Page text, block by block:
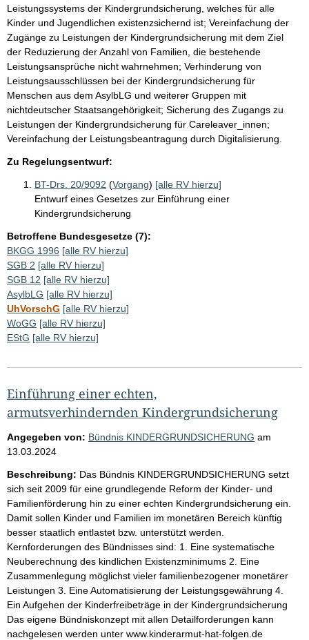
Leistungssystems der Kindergrundsicherung, welches für alle
Kinder und Jugendlichen existenzsichernd ist; Vereinfachung der
Zugänge zu Leistungen der Kindergrundsicherung mit dem Ziel
der Reduzierung der Anzahl von Familien, die bestehende
Leistungsansprüche nicht wahrnehmen; Verhinderung von
Leistungsausschlüssen bei der Kindergrundsicherung für
Menschen aus dem AsylbLG und weiterer Gruppen mit
nichtdeutscher Staatsangehörigkeit; Sicherung des Zugangs zu
Leistungen der Kindergrundsicherung für Careleaver_innen;
Vereinfachung der Leistungsbeantragung durch Digitalisierung.
Zu Regelungsentwurf:
BT-Drs. 20/9092 (Vorgang) [alle RV hierzu]
Entwurf eines Gesetzes zur Einführung einer
Kindergrundsicherung
Betroffene Bundesgesetze (7):
BKGG 1996 [alle RV hierzu]
SGB 2 [alle RV hierzu]
SGB 12 [alle RV hierzu]
AsylbLG [alle RV hierzu]
UhVorschG [alle RV hierzu]
WoGG [alle RV hierzu]
EStG [alle RV hierzu]
Einführung einer echten,
armutsverhindernden Kindergrundsicherung
Angegeben von: Bündnis KINDERGRUNDSICHERUNG am
13.03.2024
Beschreibung: Das Bündnis KINDERGRUNDSICHERUNG setzt
sich seit 2009 für eine grundlegende Reform der Kinder- und
Familienförderung hin zu einer echten Kindergrundsicherung ein.
Damit sollen Kinder und Familien im monetären Bereich künftig
besser staatlich entlastet bzw. unterstützt werden.
Kernforderungen des Bündnisses sind: 1. Eine systematische
Neuberechnung des kindlichen Existenzminimums 2. Eine
Zusammenlegung möglichst vieler familienbezogener monetärer
Leistungen 3. Eine Automatisierung der Leistungsgewährung 4.
Ein Aufgehen der Kinderfreibeträge in der Kindergrundsicherung
Das eigene Bündniskonzept mit allen Detailforderungen kann
nachgelesen werden unter www.kinderarmut-hat-folgen.de